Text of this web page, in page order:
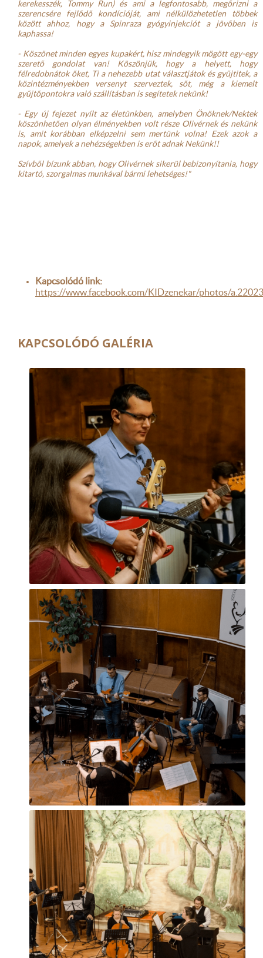
kerekesszék, Tommy Run) és ami a legfontosabb, megőrizni a
szerencsére fejlődő kondícióját, ami nélkülözhetetlen többek
között ahhoz, hogy a Spinraza gyógyinjekciót a jövőben is
kaphassa!
- Köszönet minden egyes kupakért, hisz mindegyik mögött egy-egy
szerető gondolat van! Köszönjük, hogy a helyett, hogy
félredobnátok őket, Ti a nehezebb utat választjátok és gyűjtitek, a
közintézményekben versenyt szerveztek, sőt, még a kiemelt
gyűjtőpontokra való szállításban is segítetek nekünk!
- Egy új fejezet nyílt az életünkben, amelyben Önöknek/Nektek
köszönhetően olyan élményekben volt része Olivérnek és nekünk
is, amit korábban elképzelni sem mertünk volna! Ezek azok a
napok, amelyek a nehézségekben is erőt adnak Nekünk!!
Szívből bízunk abban, hogy Olivérnek sikerül bebizonyítania, hogy
kitartó, szorgalmas munkával bármi lehetséges!"
Kapcsolódó link:
https://www.facebook.com/KIDzenekar/photos/
KAPCSOLÓDÓ GALÉRIA